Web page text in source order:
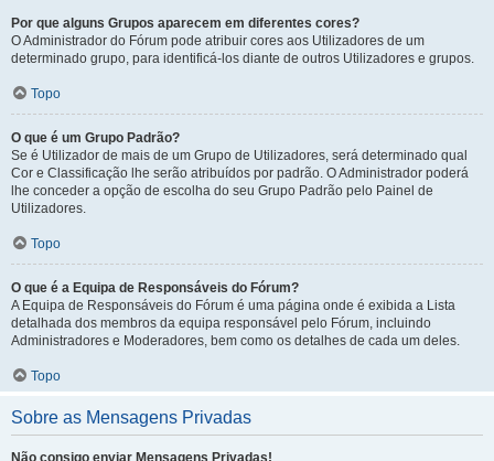
Por que alguns Grupos aparecem em diferentes cores?
O Administrador do Fórum pode atribuir cores aos Utilizadores de um
determinado grupo, para identificá-los diante de outros Utilizadores e grupos.
Topo
O que é um Grupo Padrão?
Se é Utilizador de mais de um Grupo de Utilizadores, será determinado qual
Cor e Classificação lhe serão atribuídos por padrão. O Administrador poderá
lhe conceder a opção de escolha do seu Grupo Padrão pelo Painel de
Utilizadores.
Topo
O que é a Equipa de Responsáveis do Fórum?
A Equipa de Responsáveis do Fórum é uma página onde é exibida a Lista
detalhada dos membros da equipa responsável pelo Fórum, incluindo
Administradores e Moderadores, bem como os detalhes de cada um deles.
Topo
Sobre as Mensagens Privadas
Não consigo enviar Mensagens Privadas!